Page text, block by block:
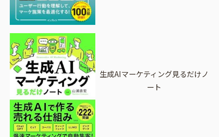
生成AIマーケティング見るだけノ
ート